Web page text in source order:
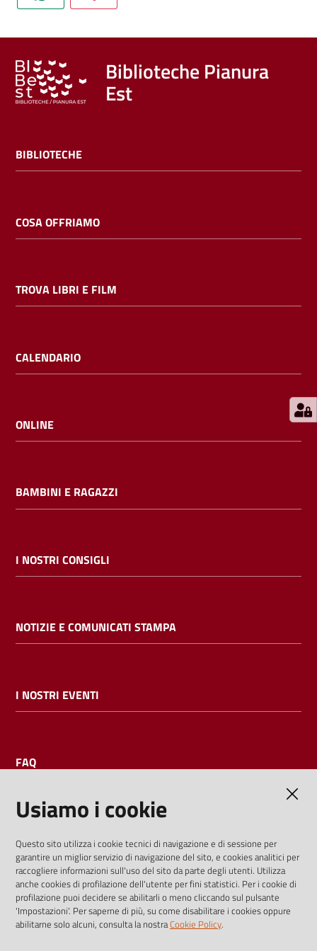
e
Calendario
Online
ragazzi
i
l
Cerca nei
cataloghi
Chiedi al
Biblioteche Pianura
Est
BIBLIOTECHE
COSA OFFRIAMO
TROVA LIBRI E FILM
CALENDARIO
ONLINE
BAMBINI E RAGAZZI
I NOSTRI CONSIGLI
NOTIZIE E COMUNICATI STAMPA
I NOSTRI EVENTI
FAQ
I dati personali pubblicati sono riutilizzabili solo alle condizioni
previste dalla direttiva comunitaria 2003/98/CE e dal d.lgs.
36/2006
Usiamo i cookie
Questo sito utilizza i cookie tecnici di navigazione e di sessione per
garantire un miglior servizio di navigazione del sito, e cookies analitici per
raccogliere informazioni sull'uso del sito da parte degli utenti. Utilizza
anche cookies di profilazione dell'utente per fini statistici. Per i cookie di
profilazione puoi decidere se abilitarli o meno cliccando sul pulsante
'Impostazioni'. Per saperne di più, su come disabilitare i cookies oppure
abilitarne solo alcuni, consulta la nostraCookie Policy.